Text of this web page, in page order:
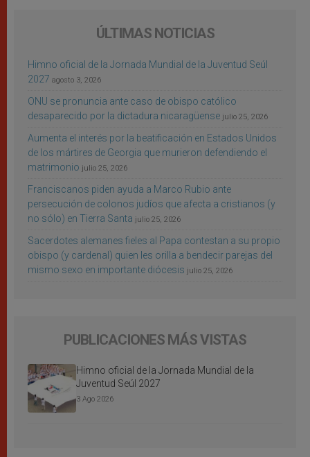
ÚLTIMAS NOTICIAS
Himno oficial de la Jornada Mundial de la Juventud Seúl
2027 agosto 3, 2026
ONU se pronuncia ante caso de obispo católico
desaparecido por la dictadura nicaragüense julio 25, 2026
Aumenta el interés por la beatificación en Estados Unidos
de los mártires de Georgia que murieron defendiendo el
matrimonio julio 25, 2026
Franciscanos piden ayuda a Marco Rubio ante
persecución de colonos judíos que afecta a cristianos (y
no sólo) en Tierra Santa julio 25, 2026
Sacerdotes alemanes fieles al Papa contestan a su propio
obispo (y cardenal) quien les orilla a bendecir parejas del
mismo sexo en importante diócesis julio 25, 2026
PUBLICACIONES MÁS VISTAS
Himno oficial de la Jornada Mundial de la
Juventud Seúl 2027
3 Ago 2026